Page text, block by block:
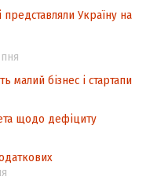
сенсу
представляли Україну на
бізнес і стартапи
щодо дефіциту